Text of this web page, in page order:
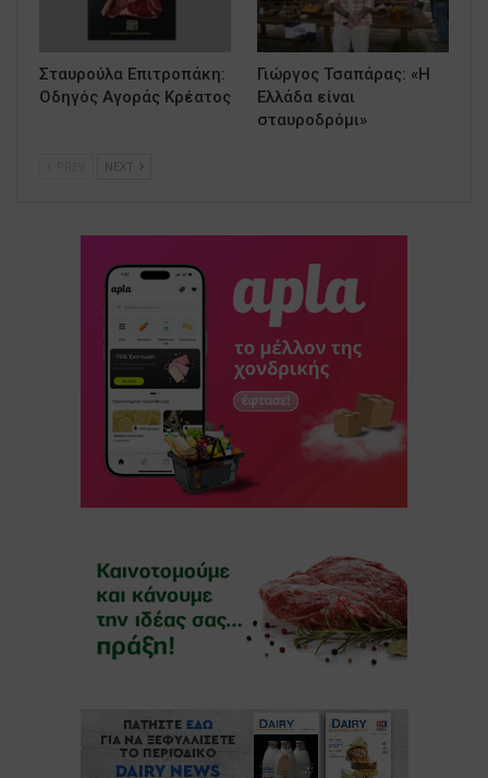
Σταυρούλα Επιτροπάκη:
Οδηγός Αγοράς Κρέατος
Γιώργος Τσαπάρας: «Η
Ελλάδα είναι
σταυροδρόμι»
NEXT